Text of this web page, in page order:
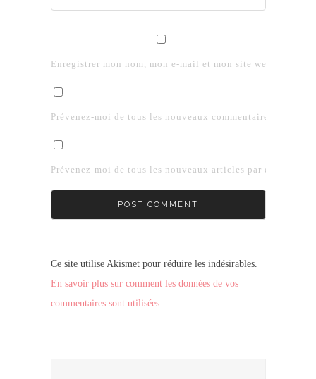
Enregistrer mon nom, mon e-mail et mon site web dans le
Prévenez-moi de tous les nouveaux commentaires par e-
Prévenez-moi de tous les nouveaux articles par e-mail.
Ce site utilise Akismet pour réduire les indésirables.
En savoir plus sur comment les données de vos
commentaires sont utilisées.